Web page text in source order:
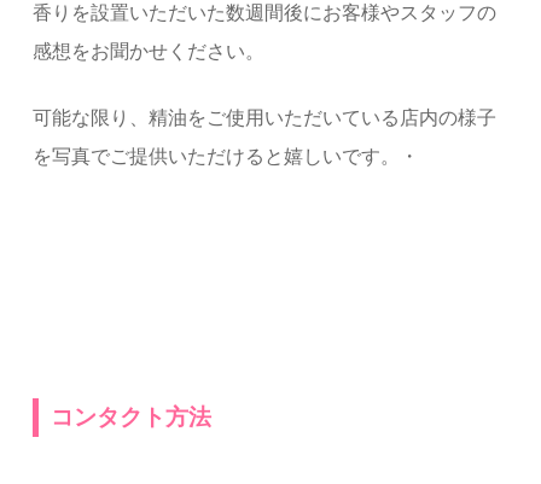
香りを設置いただいた数週間後にお客様やスタッフの
感想をお聞かせください。
可能な限り、精油をご使用いただいている店内の様子
を写真でご提供いただけると嬉しいです。・
コンタクト方法